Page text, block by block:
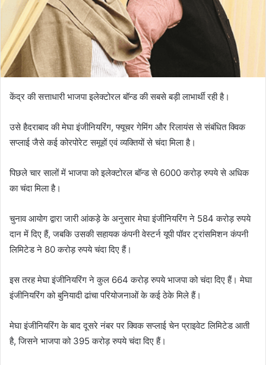
केंद्र की सत्ताधारी भाजपा इलेक्टोरल बॉन्ड की सबसे बड़ी लाभार्थी रही है।
उसे हैदराबाद की मेघा इंजीनियरिंग, फ्यूचर गेमिंग और रिलायंस से संबंधित क्विक
सप्लाई जैसे कई कोरपोरेट समूहों एवं व्यक्तियों से चंदा मिला है।
पिछले चार सालों में भाजपा को इलेक्टोरल बॉन्ड से 6000 करोड़ रुपये से अधिक
का चंदा मिला है।
चुनाव आयोग द्वारा जारी आंकड़े के अनुसार मेघा इंजीनियरिंग ने 584 करोड़ रुपये
दान में दिए हैं, जबकि उसकी सहायक कंपनी वेस्टर्न यूपी पॉवर ट्रांसमिशन कंपनी
लिमिटेड ने 80 करोड़ रुपये चंदा दिए हैं।
इस तरह मेघा इंजीनियरिंग ने कुल 664 करोड़ रुपये भाजपा को चंदा दिए हैं। मेघा
इंजीनियरिंग को बुनियादी ढांचा परियोजनाओं के कई ठेके मिले हैं।
मेघा इंजीनियरिंग के बाद दूसरे नंबर पर क्विक सप्लाई चेन प्राइवेट लिमिटेड आती
है, जिसने भाजपा को 395 करोड़ रुपये चंदा दिए हैं।